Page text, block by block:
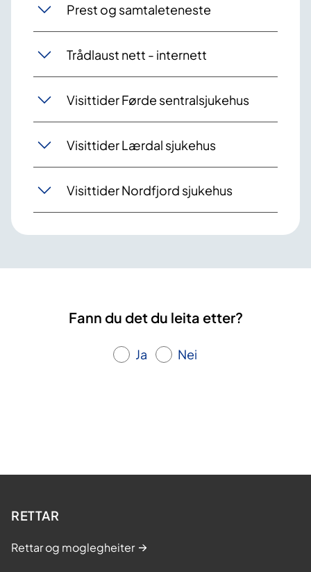
Prest og samtaleteneste
Trådlaust nett - internett
Visittider Førde sentralsjukehus
Visittider Lærdal sjukehus
Visittider Nordfjord sjukehus
Fann du det du leita etter?
Ja Nei
RETTAR
Rettar og moglegheiter